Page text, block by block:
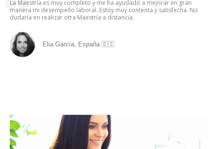
La Maestría es muy completo y me ha ayudado a mejorar en gran
manera mi desempeño laboral. Estoy muy contenta y satisfecha. No
dudaría en realizar otra Maestría a distancia.
Elia García, España 🇪🇸